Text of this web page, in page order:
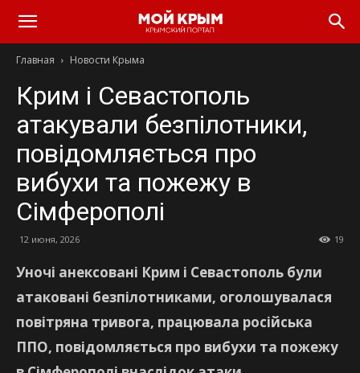
Главная Новости Крыма
Крим і Севастополь
атакували безпілотники,
повідомляється про
вибухи та пожежу в
Сімферополі
12 июня, 2026 19
Уночі анексовані Крим і Севастополь були
атаковані безпілотниками, оголошувалася
повітряна тривога, працювала російська
ППО, повідомляється про вибухи та пожежу